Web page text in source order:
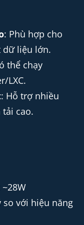
: Phù hợp cho
dữ liệu lớn.
thể chạy
LXC.
: Hỗ trợ nhiều
tải cao.
~28W
với hiệu năng